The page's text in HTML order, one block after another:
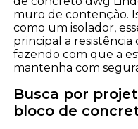
muro de contenção.
como um isolador,
principal a
fazendo com que a
mantenha com
Busca por
bloco de